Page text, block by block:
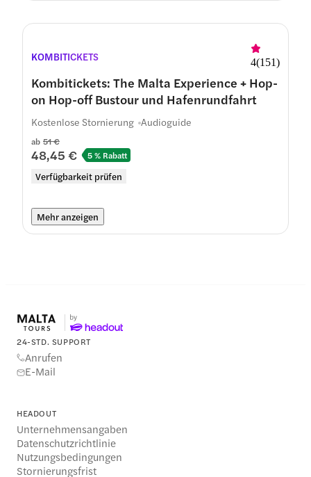
KOMBITICKETS 4(151)
Kombitickets: The Malta Experience + Hop-
on Hop-off Bustour und Hafenrundfahrt
ab 51 €
48,45 € 5 % Rabatt
Verfügbarkeit prüfen
Kostenlose Stornierung Audioguide
Mehr anzeigen
24-STD. SUPPORT
Anrufen
E-Mail
HEADOUT
Unternehmensangaben
Datenschutzrichtlinie
Nutzungsbedingungen
Stornierungsfrist